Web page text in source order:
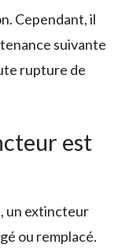
Cependant, il
suivante
rupture de
est
un extincteur
ou remplacé.